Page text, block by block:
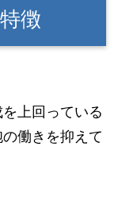
徴
上回っている
働きを抑えて